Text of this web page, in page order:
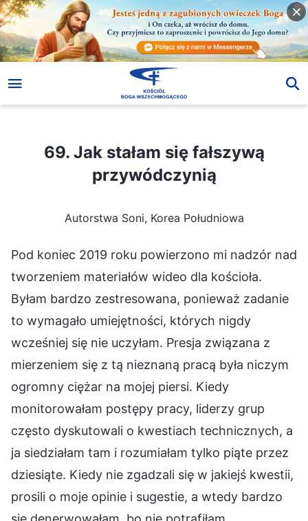
69. Jak stałam się fałszywą przywódczynią
69. Jak stałam się fałszywą
przywódczynią
Autorstwa Soni, Korea Południowa
Pod koniec 2019 roku powierzono mi nadzór nad
tworzeniem materiałów wideo dla kościoła.
Byłam bardzo zestresowana, ponieważ zadanie
to wymagało umiejętności, których nigdy
wcześniej się nie uczyłam. Presja związana z
mierzeniem się z tą nieznaną pracą była niczym
ogromny ciężar na mojej piersi. Kiedy
monitorowałam postępy pracy, liderzy grup
często dyskutowali o kwestiach technicznych, a
ja siedziałam tam i rozumiałam tylko piąte przez
dziesiąte. Kiedy nie zgadzali się w jakiejś kwestii,
prosili o moje opinie i sugestie, a wtedy bardzo